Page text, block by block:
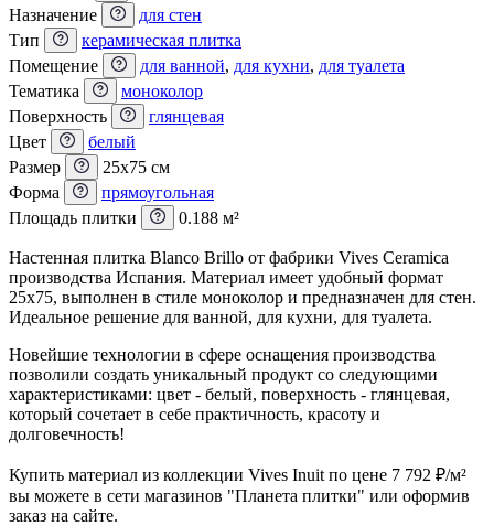
Назначение
для стен
Тип
керамическая плитка
Помещение
для ванной, для кухни, для туалета
Тематика
моноколор
Поверхность
глянцевая
Цвет
белый
Размер
25x75 см
Форма
прямоугольная
Площадь плитки
0.188 м²
Настенная плитка Blanco Brillo от фабрики Vives Ceramica
производства Испания. Материал имеет удобный формат
25x75, выполнен в стиле моноколор и предназначен для стен.
Идеальное решение для ванной, для кухни, для туалета.
Новейшие технологии в сфере оснащения производства
позволили создать уникальный продукт со следующими
характеристиками: цвет - белый, поверхность - глянцевая,
который сочетает в себе практичность, красоту и
долговечность!
Купить материал из коллекции Vives Inuit по цене 7 792 ₽/м²
вы можете в сети магазинов "Планета плитки" или оформив
заказ на сайте.